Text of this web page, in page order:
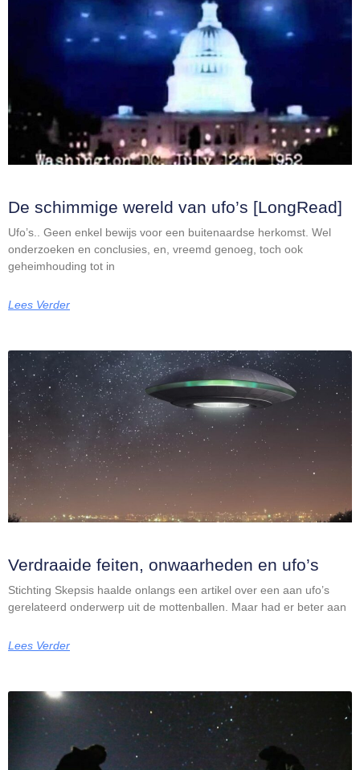
De schimmige wereld van ufo’s [LongRead]
Ufo’s.. Geen enkel bewijs voor een buitenaardse herkomst. Wel
onderzoeken en conclusies, en, vreemd genoeg, toch ook
geheimhouding tot in
Lees Verder
Verdraaide feiten, onwaarheden en ufo’s
Stichting Skepsis haalde onlangs een artikel over een aan ufo’s
gerelateerd onderwerp uit de mottenballen. Maar had er beter aan
Lees Verder